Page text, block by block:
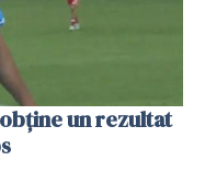
un rezultat